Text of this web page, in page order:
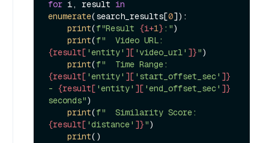
for i, result in
enumerate(search_results[0]):
print(f"Result {i+1} :")
print(
{result[ 'entity' ][ 'video_url' ]}")
print(
{result[ 'entity' ][ 'start_offset_sec' ]}
- {result[ 'entity' ][ 'end_offset_sec' ]}
seconds")
print(
{result[ 'distance' ]}")
print